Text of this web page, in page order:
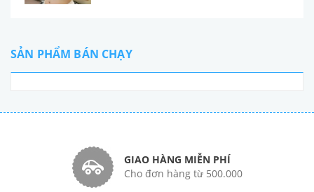
SẢN PHẨM BÁN CHẠY
GIAO HÀNG MIỄN PHÍ
Cho đơn hàng từ 500.000